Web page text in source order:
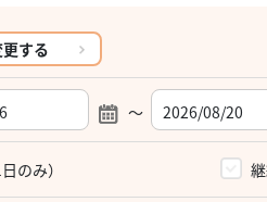
する
～
のみ）